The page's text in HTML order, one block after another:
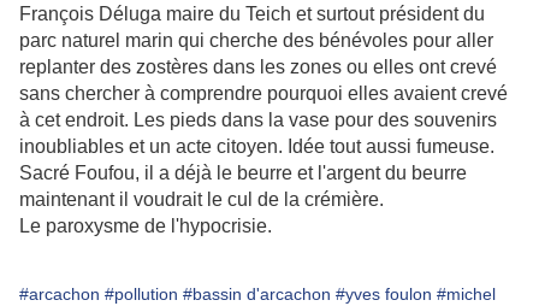
François Déluga maire du Teich et surtout président du
parc naturel marin qui cherche des bénévoles pour aller
replanter des zostères dans les zones ou elles ont crevé
sans chercher à comprendre pourquoi elles avaient crevé
à cet endroit. Les pieds dans la vase pour des souvenirs
inoubliables et un acte citoyen. Idée tout aussi fumeuse.
Sacré Foufou, il a déjà le beurre et l'argent du beurre
maintenant il voudrait le cul de la crémière.
Le paroxysme de l'hypocrisie.
#arcachon #pollution #bassin d'arcachon #yves foulon #michel